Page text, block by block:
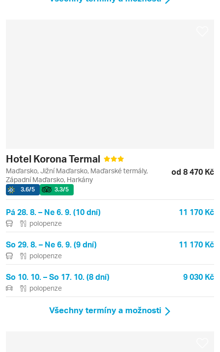
Hotel Korona Termal
Maďarsko, Jižní Maďarsko, Maďarské termály,
Západní Maďarsko, Harkány
od 8 470 Kč
3.6/5 3.3/5
Pá 28. 8. – Ne 6. 9. (10 dní) 11 170 Kč
polopenze
So 29. 8. – Ne 6. 9. (9 dní) 11 170 Kč
polopenze
So 10. 10. – So 17. 10. (8 dní) 9 030 Kč
polopenze
Všechny termíny a možnosti